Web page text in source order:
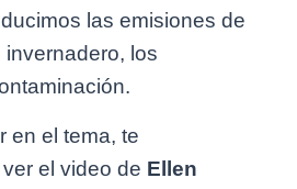
las emisiones de
los
en el tema, te
el video de Ellen